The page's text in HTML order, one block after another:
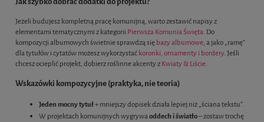
Jeżeli budujesz kompletną pracę komunijną, warto zestawić napisy z
elementami tematycznymi z kategorii Pierwsza Komunia Święta. Do
kompozycji albumowych świetnie sprawdzą siębazy albumowe, a jako „ramę”
dla tytułów i cytatów możesz wykorzystaćkoronki, ornamenty i bordery. Jeśli
chcesz ocieplić projekt, dobierz roślinne akcenty zKwiaty & Liście.
Wskazówki kompozycyjne (praktyka, nie teoria)
Jeden mocny tytuł+ mniejszy dopisek działa lepiej niż „ściana tekstu”.
W projektach komunijnych wygrywaoddech i światło– zostaw trochę